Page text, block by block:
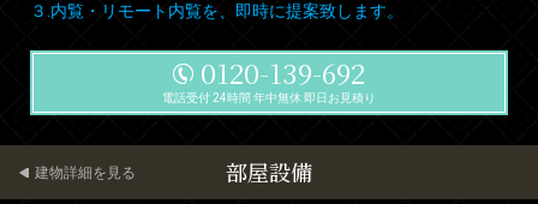
３.内覧・リモート内覧を、即時に提案致します。
0120-139-692
電話受付 24時間 年中無休 即日お見積り
部屋設備
建物詳細を見る